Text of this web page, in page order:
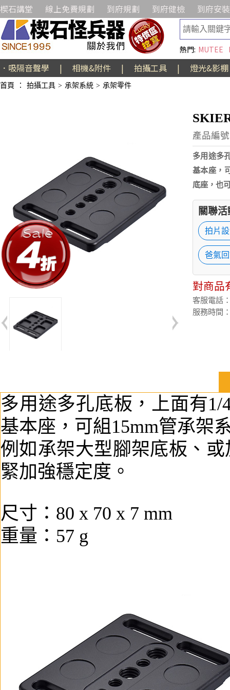
楔石講堂 線上免費規劃 到府規劃 到府健檢 到府安裝
熱門: MUTEE
．吸隔音聲學 | 相機&附件 | 拍攝工具 | 燈光&影棚
首頁 ： 拍攝工具 > 承架系統 > 承架零件
產品編
多用途多
基本座，
底座，也
關聯
拍片
爸氣
對商品
客服電話
服務時間
多用途多孔底板，上面有1/
基本座，可組15mm管承架
例如承架大型腳架底板、
緊加強穩定度。
尺寸：80 x 70 x 7 mm
重量：57 g